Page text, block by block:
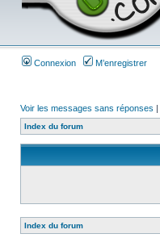
Connexion M’enregistrer
Voir les messages sans réponses |
Index du forum
Index du forum